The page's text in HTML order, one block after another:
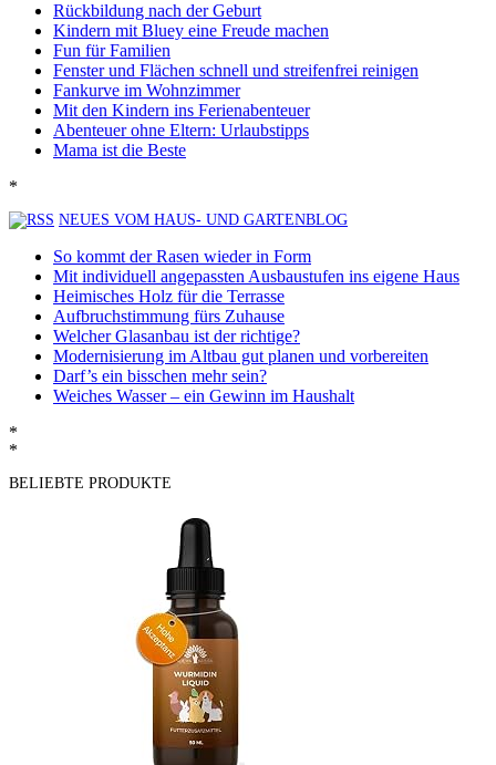
Rückbildung nach der Geburt
Kindern mit Bluey eine Freude machen
Fun für Familien
Fenster und Flächen schnell und streifenfrei reinigen
Fankurve im Wohnzimmer
Mit den Kindern ins Ferienabenteuer
Abenteuer ohne Eltern: Urlaubstipps
Mama ist die Beste
*
NEUES VOM HAUS- UND GARTENBLOG
So kommt der Rasen wieder in Form
Mit individuell angepassten Ausbaustufen ins eigene Haus
Heimisches Holz für die Terrasse
Aufbruchstimmung fürs Zuhause
Welcher Glasanbau ist der richtige?
Modernisierung im Altbau gut planen und vorbereiten
Darf’s ein bisschen mehr sein?
Weiches Wasser – ein Gewinn im Haushalt
*
*
BELIEBTE PRODUKTE